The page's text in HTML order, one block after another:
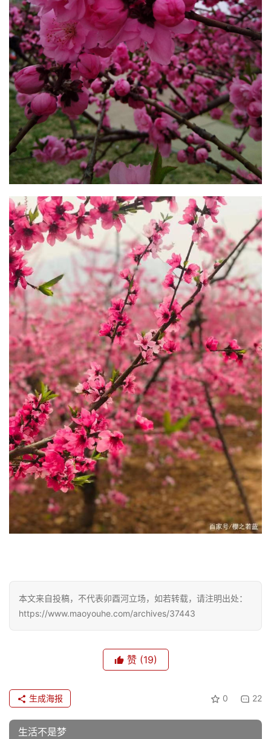
本文来自投稿，不代表卯酉河立场，如若转载，请注明出处：
https://www.maoyouhe.com/archives/37443
赞 (19)
0 22
生成海报
生活不是梦